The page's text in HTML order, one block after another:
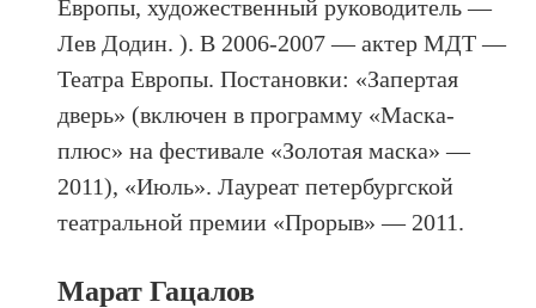
Европы, художественный руководитель —
Лев Додин. ). В 2006-2007 — актер МДТ —
Театра Европы. Постановки: «Запертая
дверь» (включен в программу «Маска-
плюс» на фестивале «Золотая маска» —
2011), «Июль». Лауреат петербургской
театральной премии «Прорыв» — 2011.
Марат Гацалов